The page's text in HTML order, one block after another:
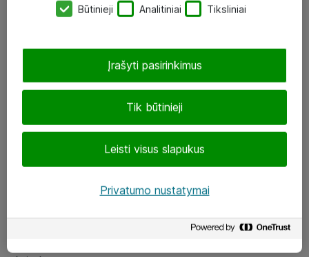
eShop@atea.lt
LinkedIn
Būtinieji Analitiniai Tiksliniai
Tik būtinieji
Leisti visus slapukus
Įrašyti pasirinkimus
Privatumo nustatymai